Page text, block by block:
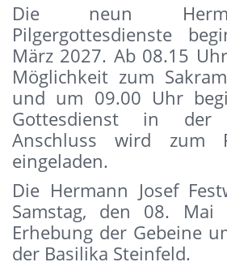
Die neun
Pilgergottesdienste
März 2027. Ab 08.15
Möglichkeit zum
und um 09.00 Uhr
Gottesdienst in der
Anschluss wird zum
eingeladen.
Die Hermann Josef
Samstag, den 08.
Erhebung der Gebeine
der Basilika Steinfeld.